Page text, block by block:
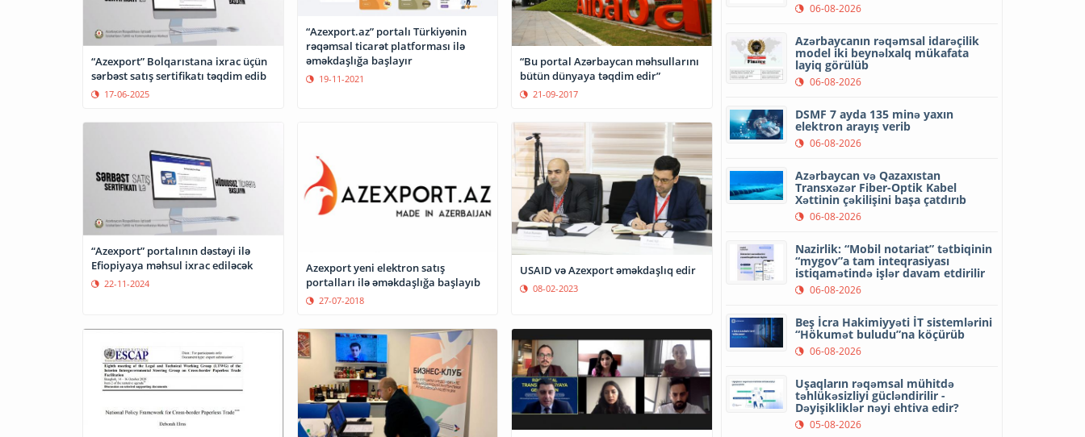
“Azexport” Bolqarıstana ixrac üçün
sərbəst satış sertifikatı təqdim edib
17-06-2025
“Azexport.az” portalı Türkiyənin
rəqəmsal ticarət platforması ilə
əməkdaşlığa başlayır
19-11-2021
“Bu portal Azərbaycan məhsullarını
bütün dünyaya təqdim edir”
21-09-2017
“Azexport” portalının dəstəyi ilə
Efiopiyaya məhsul ixrac ediləcək
22-11-2024
Azexport yeni elektron satış
portalları ilə əməkdaşlığa başlayıb
27-07-2018
USAID və Azexport əməkdaşlıq edir
08-02-2023
06-08-2026
Azərbaycanın rəqəmsal idarəçilik
model iki beynəlxalq mükafata
layiq görülüb
06-08-2026
DSMF 7 ayda 135 minə yaxın
elektron arayış verib
06-08-2026
Azərbaycan və Qazaxıstan
Transxəzər Fiber-Optik Kabel
Xəttinin çəkilişini başa çatdırıb
06-08-2026
Nazirlik: “Mobil notariat” tətbiqinin
“mygov”a tam inteqrasiyası
istiqamətində işlər davam etdirilir
06-08-2026
Beş İcra Hakimiyyəti İT sistemlərini
“Hökumət buludu”na köçürüb
06-08-2026
Uşaqların rəqəmsal mühitdə
təhlükəsizliyi gücləndirilir -
Dəyişikliklər nəyi ehtiva edir?
05-08-2026